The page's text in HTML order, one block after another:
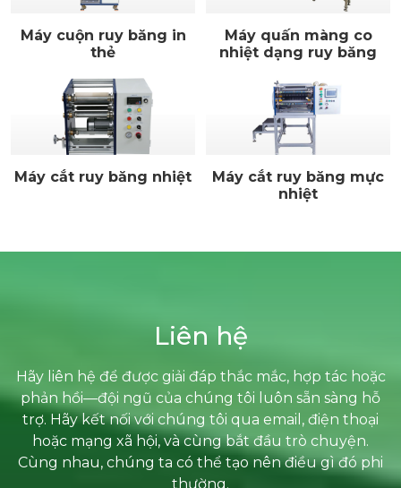
Máy cuộn ruy băng in
thẻ
Máy quấn màng co
nhiệt dạng ruy băng
Máy cắt ruy băng nhiệt
Máy cắt ruy băng mực
nhiệt
Liên hệ
Hãy liên hệ để được giải đáp thắc mắc, hợp tác hoặc
phản hồi—đội ngũ của chúng tôi luôn sẵn sàng hỗ
trợ. Hãy kết nối với chúng tôi qua email, điện thoại
hoặc mạng xã hội, và cùng bắt đầu trò chuyện.
Cùng nhau, chúng ta có thể tạo nên điều gì đó phi
thường.